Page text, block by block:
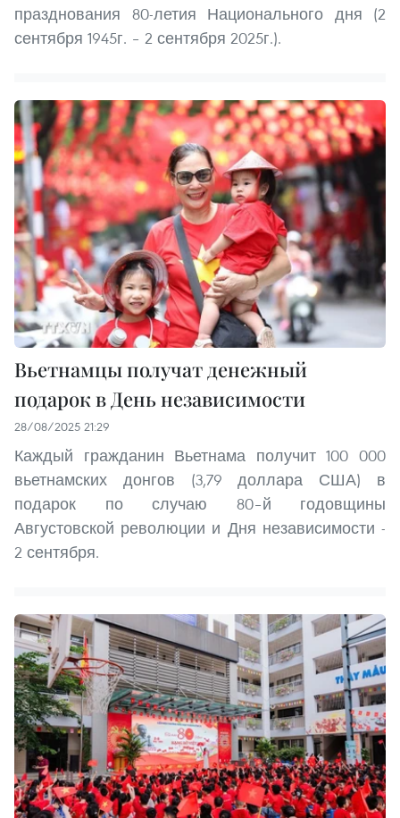
празднования 80-летия Национального дня (2
сентября 1945г. – 2 сентября 2025г.).
Вьетнамцы получат денежный
подарок в День независимости
28/08/2025 21:29
Каждый гражданин Вьетнама получит 100 000
вьетнамских донгов (3,79 доллара США) в
подарок по случаю 80–й годовщины
Августовской революции и Дня независимости -
2 сентября.